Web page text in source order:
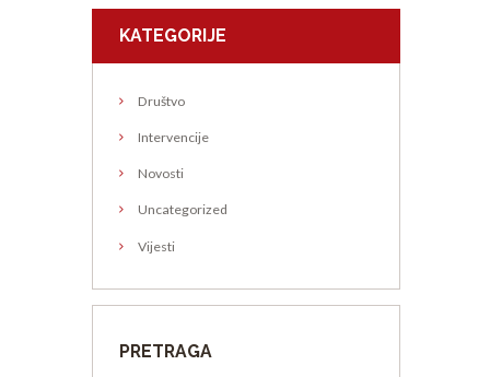
KATEGORIJE
Društvo
Intervencije
Novosti
Uncategorized
Vijesti
PRETRAGA